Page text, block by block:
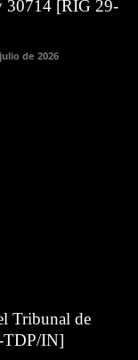
30714 [RIG 29-
de 2026
Tribunal de
TDP/IN]